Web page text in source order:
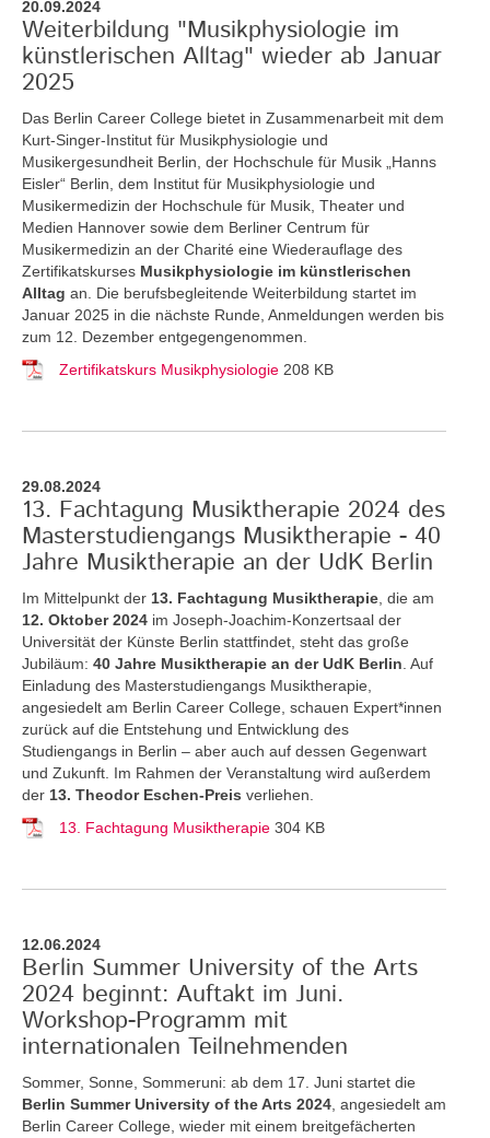
20.09.2024
Weiterbildung "Musikphysiologie im
künstlerischen Alltag" wieder ab Januar
2025
Das Berlin Career College bietet in Zusammenarbeit mit dem
Kurt-Singer-Institut für Musikphysiologie und
Musikergesundheit Berlin, der Hochschule für Musik „Hanns
Eisler“ Berlin, dem Institut für Musikphysiologie und
Musikermedizin der Hochschule für Musik, Theater und
Medien Hannover sowie dem Berliner Centrum für
Musikermedizin an der Charité eine Wiederauflage des
Zertifikatskurses Musikphysiologie im künstlerischen
Alltag an.
Die berufsbegleitende Weiterbildung startet im
Januar 2025 in die nächste Runde, Anmeldungen werden bis
zum 12. Dezember entgegengenommen.
Zertifikatskurs Musikphysiologie 208 KB
29.08.2024
13. Fachtagung Musiktherapie 2024 des
Masterstudiengangs Musiktherapie - 40
Jahre Musiktherapie an der UdK Berlin
Im Mittelpunkt der 13. Fachtagung Musiktherapie , die am
12. Oktober 2024 im Joseph-Joachim-Konzertsaal der
Universität der Künste Berlin stattfindet, steht das große
Jubiläum: 40 Jahre Musiktherapie an der UdK Berlin . Auf
Einladung des Masterstudiengangs Musiktherapie,
angesiedelt am Berlin Career College, schauen Expert*innen
zurück auf die Entstehung und Entwicklung des
Studiengangs in Berlin – aber auch auf dessen Gegenwart
und Zukunft. Im Rahmen der Veranstaltung wird außerdem
der 13. Theodor Eschen-Preis verliehen.
13. Fachtagung Musiktherapie 304 KB
12.06.2024
Berlin Summer University of the Arts
2024 beginnt: Auftakt im Juni.
Workshop-Programm mit
internationalen Teilnehmenden
Sommer, Sonne, Sommeruni: ab dem 17. Juni startet die
Berlin Summer University of the Arts 2024 , angesiedelt am
Berlin Career College, wieder mit einem breitgefächerten